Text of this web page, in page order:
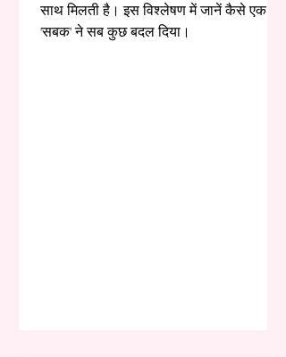
साथ मिलती है। इस विश्लेषण में जानें कैसे एक
'सबक' ने सब कुछ बदल दिया।